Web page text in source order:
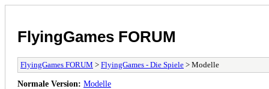
FlyingGames FORUM
FlyingGames FORUM > FlyingGames - Die Spiele > Modelle
Normale Version: Modelle